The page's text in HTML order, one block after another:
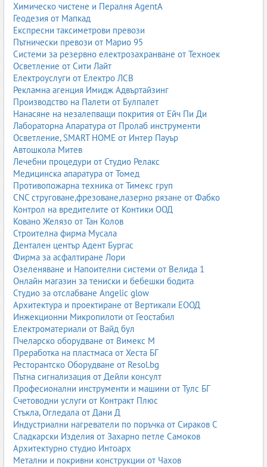
мека постелка
малка масичка и столчета
Осветление
Детската стая трябва да има няколко вида осветление:
основно (плафон, полилей)
осветление за бюро
нощна лампа
Текстил
Завеси, пердета, килими, спално бельо и възглавници
допринасят за уюта и могат да подчертаят стила или темата на
стаята.
Детски стаи по стил
Модерни детски стаи
Изчистени линии, неутрални цветове, функционални мебели и
минимализъм. Подходящи за семейства, които предпочитат
съвременен интериор.
Скандинавски стил
Светли цветове, естествено дърво, много светлина и усещане
за простор. Скандинавските детски стаи са едновременно
уютни и практични.
Класически детски стаи
По-традиционни форми, топли цветове и мебели, които
напомнят за „вечен“ стил. Подходящи за домове с класически
интериор.
Минималистични детски стаи
Малко на брой, но добре подбрани мебели. Повече свободно
пространство за игра и по-малко визуален шум.
Тематични детски стаи
Стаите с тема (принцеси, супергерои, космос, спорт) са любими
Химическо чистене и Пералня AgentA
Геодезия от Мапкад
Експресни таксиметрови превози
Пътнически превози от Марио 95
Системи за резервно електрозахранване от Техноек
Осветление от Сити Лайт
Електроуслуги от Електро ЛСВ
Рекламна агенция Имидж Адвъртайзинг
Производство на Палети от Булпалет
Нанасяне на незалепващи покрития от Ейч Пи Ди
Лабораторна Апаратура от Пролаб инструменти
Осветление, SMART HOME от Интер Пауър
Автошкола Митев
Лечебни процедури от Студио Релакс
Медицинска апаратура от Томед
Противопожарна техника от Тимекс груп
CNC струговане,фрезоване,лазерно рязане от Фабко
Контрол на вредителите от Контики ООД
Ковано Желязо от Тан Колов
Строителна фирма Мусала
Дентален център Адент Бургас
Фирма за асфалтиране Лори
Озеленяване и Напоителни системи от Велида 1
Онлайн магазин за тениски и бебешки бодита
Студио за отслабване Angelic glow
Архитектура и проектиране от Вертикали ЕООД
Инжекционни Микропилоти от Геостабил
Електроматериали от Вайд бул
Пчеларско оборудване от Вимекс М
Преработка на пластмаса от Хеста БГ
Ресторантско Оборудване от Resol.bg
Пътна сигнализация от Дейли консулт
Професионални инструменти и машини от Тулс БГ
Счетоводни услуги от Контракт Плюс
Стъкла, Огледала от Дани Д
Индустриални нагреватели по поръчка от Сираков С
Сладкарски Изделия от Захарно петле Самоков
Архитектурно студио Интоарх
Метални и покривни конструкции от Чахов